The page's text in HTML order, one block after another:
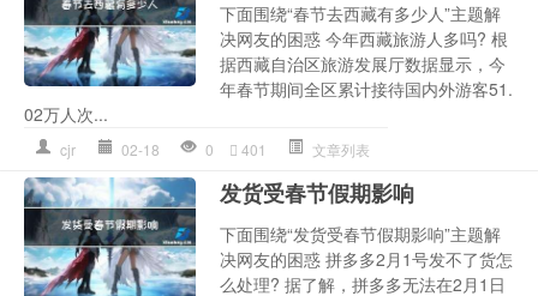
下面围绕“春节去西藏有多少人”主题解
决网友的困惑 今年西藏旅游人多吗? 根
据西藏自治区旅游发展厅数据显示，今
年春节期间全区累计接待国内外游客51.
02万人次...
cjr 02-18 0 401 文章列表
发货受春节假期影响
下面围绕“发货受春节假期影响”主题解
决网友的困惑 拼多多2月1号发不了货怎
么处理? 据了解，拼多多无法在2月1日